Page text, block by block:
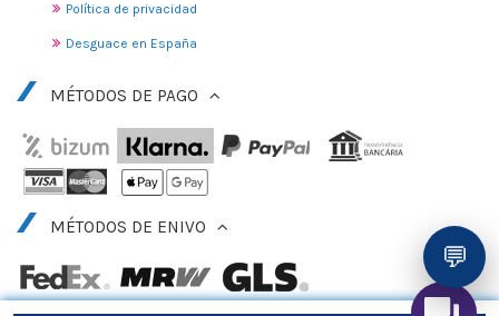
Política de privacidad
Desguace en España
MÉTODOS DE PAGO
MÉTODOS DE ENIVO
💬